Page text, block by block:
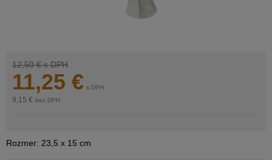
12,50 €s DPH
11,25 € s DPH
9,15 € bez DPH
Rozmer: 23,5 x 15 cm